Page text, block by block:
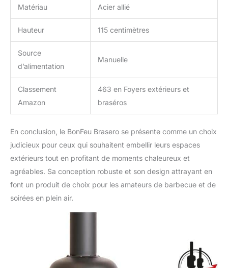
Matériau Acier allié
Hauteur 115 centimètres
Source
d’alimentation
Manuelle
Classement
Amazon
463 en Foyers extérieurs et
braséros
En conclusion, le BonFeu Brasero se présente comme un choix
judicieux pour ceux qui souhaitent embellir leurs espaces
extérieurs tout en profitant de moments chaleureux et
agréables. Sa conception robuste et son design attrayant en
font un produit de choix pour les amateurs de barbecue et de
soirées en plein air.